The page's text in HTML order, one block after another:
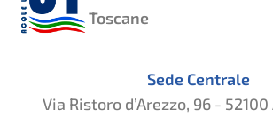
Toscane
Sede Centrale
Via Ristoro d’Arezzo, 96 - 52100